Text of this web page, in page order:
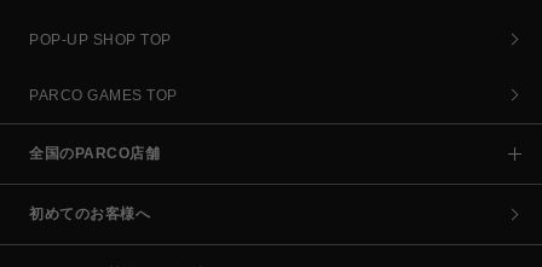
POP-UP SHOP TOP
PARCO GAMES TOP
全国のPARCO店舗
初めてのお客様へ